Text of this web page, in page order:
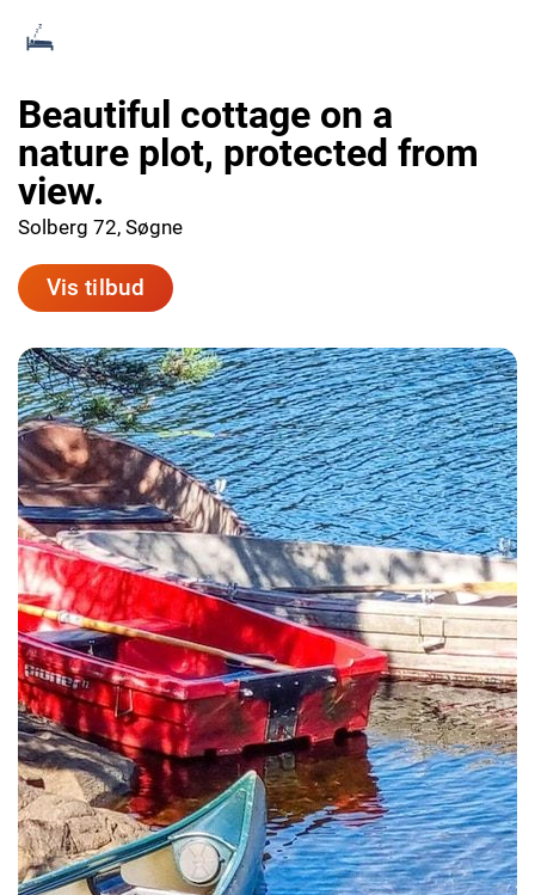
Beautiful cottage on a
nature plot, protected from
view.
Solberg 72, Søgne
Vis tilbud